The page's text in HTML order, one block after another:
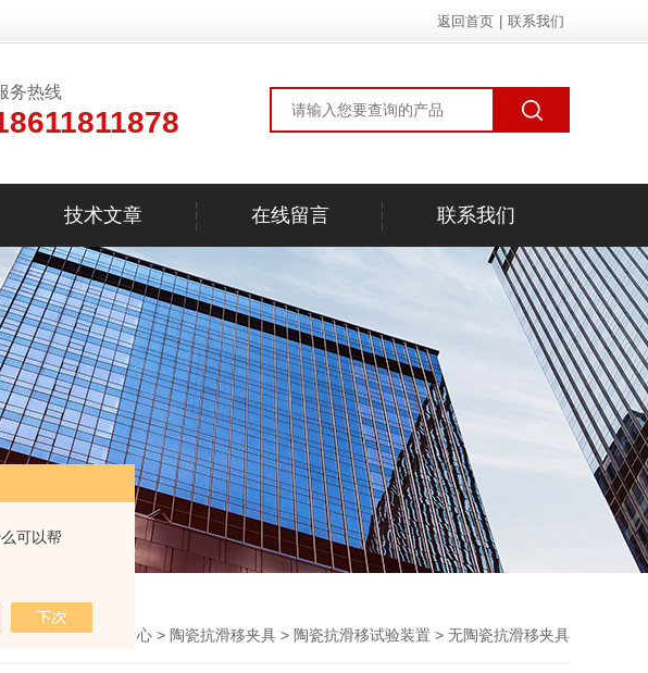
可以帮
返回首页 联系我们
务热线
技术文章 在线留言 联系我们
首页>产品中心 > 陶瓷抗滑移夹具 > 陶瓷抗滑移试验装置 > 无陶瓷抗滑移夹具